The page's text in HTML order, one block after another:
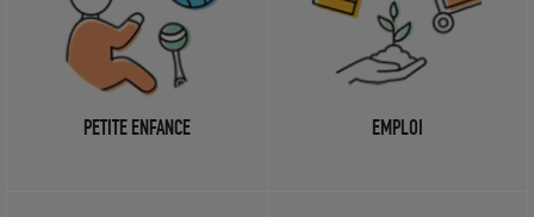
PETITE ENFANCE EMPLOI